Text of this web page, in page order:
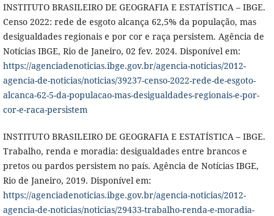
INSTITUTO BRASILEIRO DE GEOGRAFIA E ESTATÍSTICA – IBGE.
Censo 2022: rede de esgoto alcança 62,5% da população, mas
desigualdades regionais e por cor e raça persistem. Agência de
Notícias IBGE, Rio de Janeiro, 02 fev. 2024. Disponível em:
https://agenciadenoticias.ibge.gov.br/agencia-noticias/2012-
agencia-de-noticias/noticias/39237-censo-2022-rede-de-esgoto-
alcanca-62-5-da-populacao-mas-desigualdades-regionais-e-por-
cor-e-raca-persistem
INSTITUTO BRASILEIRO DE GEOGRAFIA E ESTATÍSTICA – IBGE.
Trabalho, renda e moradia: desigualdades entre brancos e
pretos ou pardos persistem no país. Agência de Notícias IBGE,
Rio de Janeiro, 2019. Disponível em:
https://agenciadenoticias.ibge.gov.br/agencia-noticias/2012-
agencia-de-noticias/noticias/29433-trabalho-renda-e-moradia-